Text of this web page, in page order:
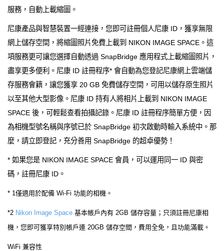
服務，自動上載縮圖。
尼康產品與智慧裝置一經連接，您即可註冊個人尼康 ID，獲享無限
網上儲存空間，將縮圖照片免費上載到 NIKON IMAGE SPACE。這
項服務更可讓您選擇自動透過 SnapBridge 應用程式上載縮圖照片，
盡享更多便利。尼康 ID 註冊程序* 會自動為您登記尼康網上雲端儲
存服務會籍，讓您獲享 20 GB 免費儲存空間，可用以儲存原生照片
以至其他大型影像。尼康 ID 持有人將相片上載到 NIKON IMAGE
SPACE 後，可輕鬆查看拍攝記錄。尼康 ID 註冊程序簡單方便，因
為相機型號名稱與序號已於 SnapBridge 初次啟動時輸入系統中。那
麼，請立即登記，充分善用 SnapBridge 的超卓優勢！
* 如果您是 NIKON IMAGE SPACE 會員，可以運用同一 ID 與密
碼，註冊尼康 ID。
* 1僅適用於配備 Wi-Fi 功能的相機。
*2 Nikon Image Space 基本帳戶內有 2GB 儲存容量；只須註冊尼康相
機，您即可獲享特別帳戶連 20GB 儲存空間，費用全免，且功能滿載。
WiFi 兼容性